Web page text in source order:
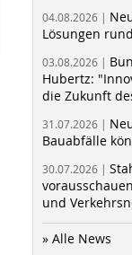
04.08.2026 |
Lösungen
03.08.2026 |
Hubertz:
die Zukunft
31.07.2026 |
Bauabfälle
30.07.2026 |
und
» Alle News